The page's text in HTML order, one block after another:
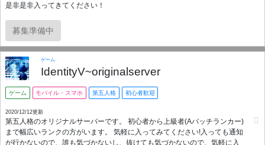
是非是非入ってきてください！
募集準備中
ゲーム
IdentityV~originalserver
ゲーム モバイル・スマホ 第五人格 初心者歓迎
2020/12/12更新
第五人格のオリジナルサーバーです。 初心者から上級者(Aバッチランカー)
まで幅広いランクの方がいます。 気軽に入ってみてください!入っても通知
が行かないので、誰も気づかないし、抜けても気づかないので、気軽に入